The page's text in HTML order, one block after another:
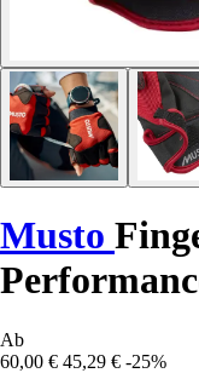
Musto
Ab
60,00 € 45,29 € -25%